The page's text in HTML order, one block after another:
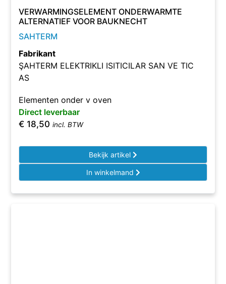
VERWARMINGSELEMENT ONDERWARMTE
ALTERNATIEF VOOR BAUKNECHT
SAHTERM
Fabrikant
ŞAHTERM ELEKTRIKLI ISITICILAR SAN VE TIC
AS
Elementen onder v oven
Direct leverbaar
€ 18,50 incl. BTW
Bekijk artikel
In winkelmand